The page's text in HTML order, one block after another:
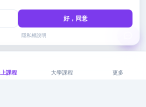
課程 大學課程 更多
好，同意
隱私權說明